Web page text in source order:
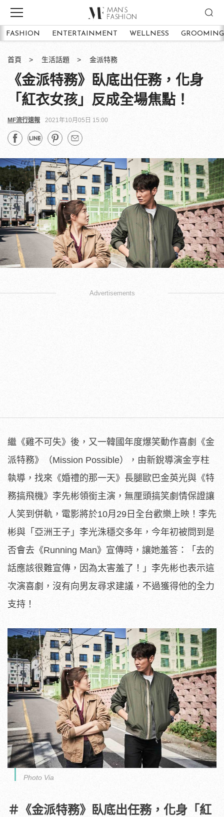
FASHION ENTERTAINMENT WELLNESS GROOMING
首頁 生活話題 金派特務
《金派特務》臥底出任務，化身
「紅衣女孩」反成全場焦點！
MF流行速報 2021年10月05日 15:00
Advertisements
繼《雞不可失》後，又一韓國年度爆笑動作喜劇《金
派特務》（Mission Possible），由新銳導演金亨柱
執導，找來《婚禮的那一天》長腿歐巴金英光與《特
務搞飛機》李先彬領銜主演，無厘頭搞笑劇情保證讓
人笑到併軌，電影將於10月29日全台歡樂上映！李先
彬與「亞洲王子」李光洙穩交多年，今年初被問到是
否會去《Running Man》宣傳時，讓她羞答：「去的
話應該很難宣傳，因為太害羞了！」李先彬也表示這
次演喜劇，沒有向男友尋求建議，不過獲得他的全力
支持！
Photo Via
＃《金派特務》臥底出任務，化身「紅